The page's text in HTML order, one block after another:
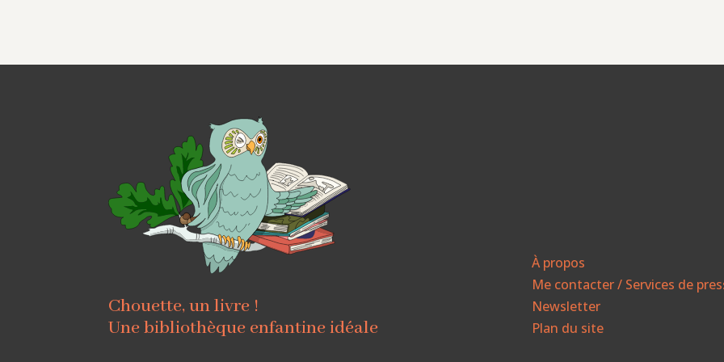
Chouette, un livre !
Une bibliothèque enfantine idéale
À propos
Me contacter / Services de
Newsletter
Plan du site